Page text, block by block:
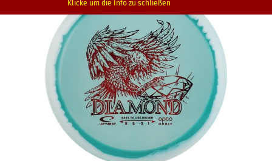
Klicke um die Info zu schließen